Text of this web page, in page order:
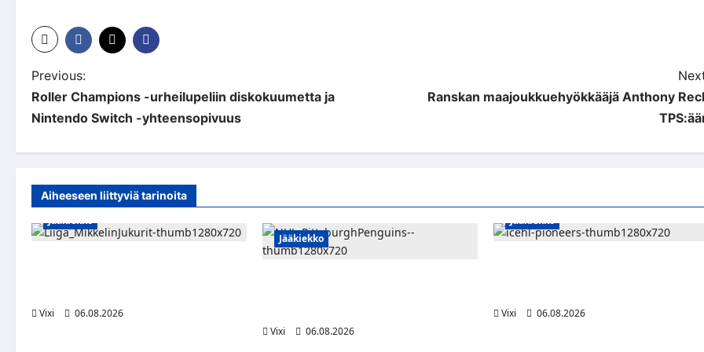
P
o
n
a
g
Previous:
Roller Champions -urheilupeliin diskokuumetta ja
Nintendo Switch -yhteensopivuus
Ranskan maajoukkuehyökkääjä Anthony
Aiheeseen liittyviä tarinoita
Jääkiekko
Vixi
06.08.2026
Jääkiekko
Vixi
06.08.2026
Jääkiekko
Vixi
06.08.2026